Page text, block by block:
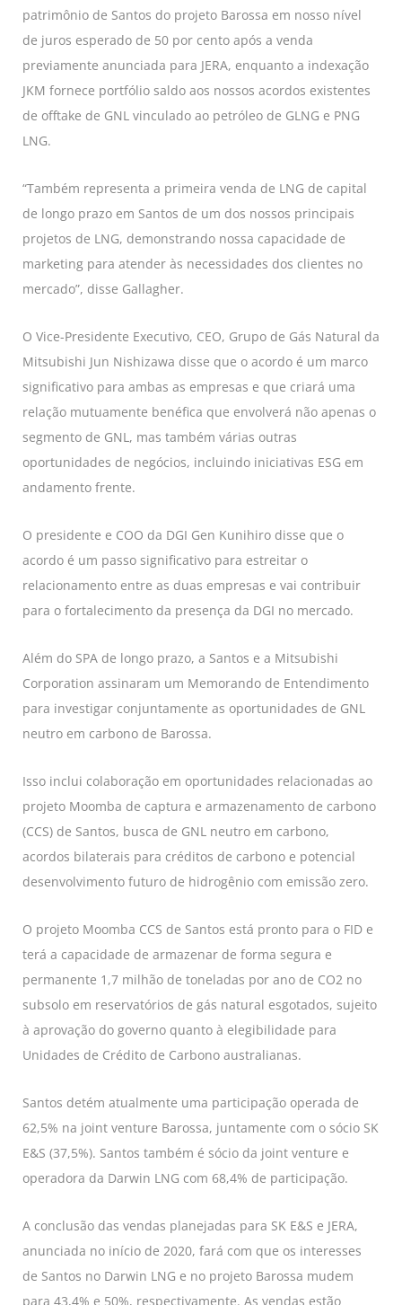
patrimônio de Santos do projeto Barossa em nosso nível
de juros esperado de 50 por cento após a venda
previamente anunciada para JERA, enquanto a indexação
JKM fornece portfólio saldo aos nossos acordos existentes
de offtake de GNL vinculado ao petróleo de GLNG e PNG
LNG.
“Também representa a primeira venda de LNG de capital
de longo prazo em Santos de um dos nossos principais
projetos de LNG, demonstrando nossa capacidade de
marketing para atender às necessidades dos clientes no
mercado”, disse Gallagher.
O Vice-Presidente Executivo, CEO, Grupo de Gás Natural da
Mitsubishi Jun Nishizawa disse que o acordo é um marco
significativo para ambas as empresas e que criará uma
relação mutuamente benéfica que envolverá não apenas o
segmento de GNL, mas também várias outras
oportunidades de negócios, incluindo iniciativas ESG em
andamento frente.
O presidente e COO da DGI Gen Kunihiro disse que o
acordo é um passo significativo para estreitar o
relacionamento entre as duas empresas e vai contribuir
para o fortalecimento da presença da DGI no mercado.
Além do SPA de longo prazo, a Santos e a Mitsubishi
Corporation assinaram um Memorando de Entendimento
para investigar conjuntamente as oportunidades de GNL
neutro em carbono de Barossa.
Isso inclui colaboração em oportunidades relacionadas ao
projeto Moomba de captura e armazenamento de carbono
(CCS) de Santos, busca de GNL neutro em carbono,
acordos bilaterais para créditos de carbono e potencial
desenvolvimento futuro de hidrogênio com emissão zero.
O projeto Moomba CCS de Santos está pronto para o FID e
terá a capacidade de armazenar de forma segura e
permanente 1,7 milhão de toneladas por ano de CO2 no
subsolo em reservatórios de gás natural esgotados, sujeito
à aprovação do governo quanto à elegibilidade para
Unidades de Crédito de Carbono australianas.
Santos detém atualmente uma participação operada de
62,5% na joint venture Barossa, juntamente com o sócio SK
E&S (37,5%). Santos também é sócio da joint venture e
operadora da Darwin LNG com 68,4% de participação.
A conclusão das vendas planejadas para SK E&S e JERA,
anunciada no início de 2020, fará com que os interesses
de Santos no Darwin LNG e no projeto Barossa mudem
para 43,4% e 50%, respectivamente. As vendas estão